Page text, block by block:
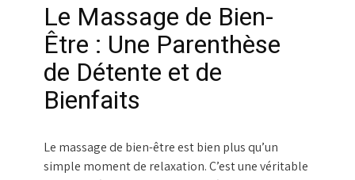
Le Massage de Bien-
Être : Une Parenthèse
de Détente et de
Bienfaits
Le massage de bien-être est bien plus qu’un
simple moment de relaxation. C’est une véritable